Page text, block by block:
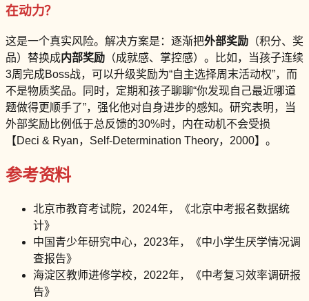
在动力？
这是一个真实风险。解决方案是：逐渐把外部奖励 （积分、奖
品）替换成内部奖励 （成就感、掌控感）。比如，当孩子连续
3周完成Boss战，可以升级奖励为“自主选择周末活动权”，而
不是物质奖品。同时，定期和孩子聊聊“你发现自己最近哪道
题做得更顺手了”，强化他对自身进步的感知。研究表明，当
外部奖励比例低于总反馈的30%时，内在动机不会受损
【Deci & Ryan，Self-Determination Theory，2000】。
参考资料
北京市教育考试院，2024年，《北京中考报名数据统
计》
中国青少年研究中心，2023年，《中小学生厌学情况调
查报告》
海淀区教师进修学校，2022年，《中考复习效率调研报
告》